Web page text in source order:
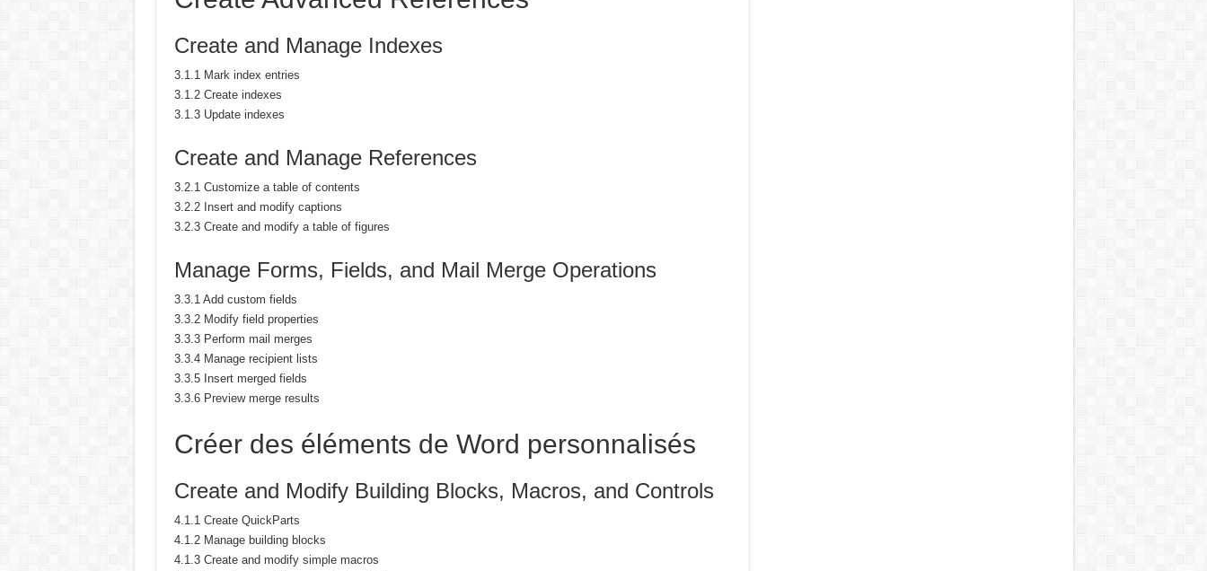
Create and Manage Indexes
3.1.1 Mark index entries
3.1.2 Create indexes
3.1.3 Update indexes
Create and Manage References
3.2.1 Customize a table of contents
3.2.2 Insert and modify captions
3.2.3 Create and modify a table of figures
Manage Forms, Fields, and Mail Merge Operations
3.3.1 Add custom fields
3.3.2 Modify field properties
3.3.3 Perform mail merges
3.3.4 Manage recipient lists
3.3.5 Insert merged fields
3.3.6 Preview merge results
Créer des éléments de Word personnalisés
Create and Modify Building Blocks, Macros, and Controls
4.1.1 Create QuickParts
4.1.2 Manage building blocks
4.1.3 Create and modify simple macros